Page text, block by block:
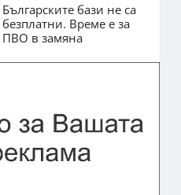
Българските бази не са
безплатни. Време е за
ПВО в замяна